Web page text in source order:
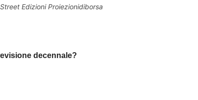
Edizioni Proiezionidiborsa
decennale?